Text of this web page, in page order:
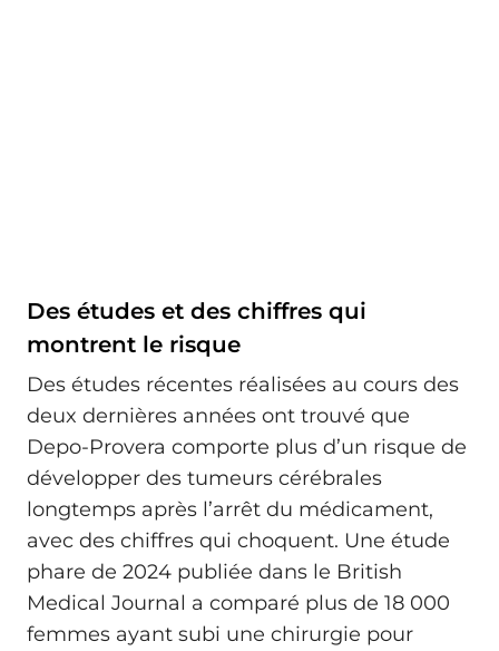
Des études et des chiffres qui
montrent le risque
Des études récentes réalisées au cours des
deux dernières années ont trouvé que
Depo-Provera comporte plus d’un risque de
développer des tumeurs cérébrales
longtemps après l’arrêt du médicament,
avec des chiffres qui choquent. Une étude
phare de 2024 publiée dans le British
Medical Journal a comparé plus de 18 000
femmes ayant subi une chirurgie pour